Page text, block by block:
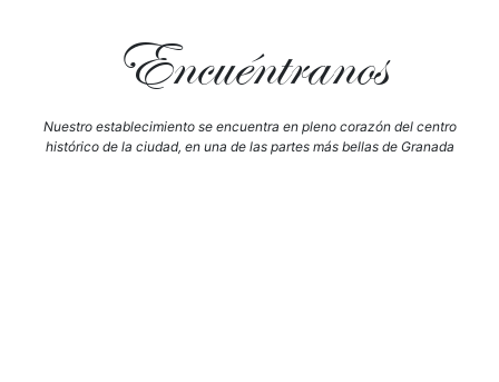
Encuéntranos
Nuestro establecimiento se encuentra en pleno corazón del centro
histórico de la ciudad, en una de las partes más bellas de Granada